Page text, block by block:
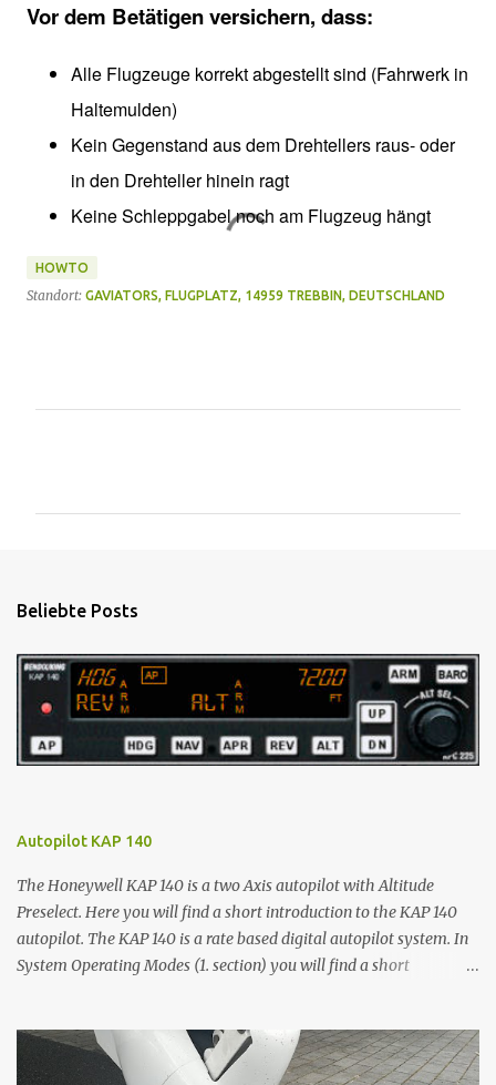
Vor dem Betätigen versichern, dass:
Alle Flugzeuge korrekt abgestellt sind (Fahrwerk in
Haltemulden)
Kein Gegenstand aus dem Drehtellers raus- oder
in den Drehteller hinein ragt
Keine Schleppgabel noch am Flugzeug hängt
HOWTO
Standort: GAVIATORS, FLUGPLATZ, 14959 TREBBIN, DEUTSCHLAND
n
a
e
Beliebte Posts
Autopilot KAP 140
The Honeywell KAP 140 is a two Axis autopilot with Altitude
Preselect. Here you will find a short introduction to the KAP 140
autopilot. The KAP 140 is a rate based digital autopilot system. In
System Operating Modes (1. section) you will find a short
activate the autopilot and how to switch between these modes. In
Operations with the KAP 140 (2. section) you will see how the